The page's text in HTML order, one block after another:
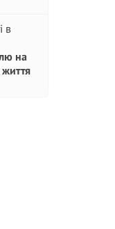
на
життя